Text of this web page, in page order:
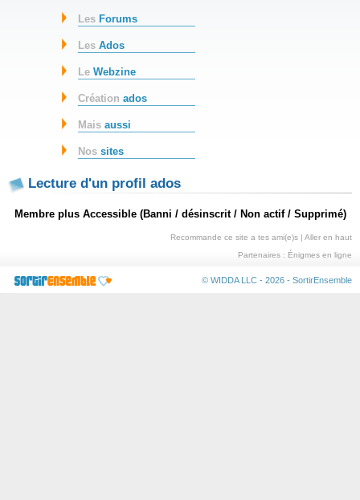
Les Forums
LesAdos
LeWebzine
Créationados
Maisaussi
Nossites
Lecture d'un profil ados
Membre plus Accessible (Banni / désinscrit / Non actif / Supprimé)
Recommande ce site a tes ami(e)s
Aller en haut
Partenaires : Énigmes en ligne
© WIDDA LLC - 2026 - SortirEnsemble